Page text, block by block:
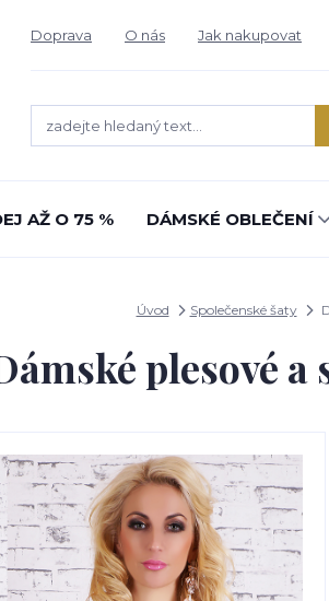
Doprava O nás Jak nakupovat
AŽ O 75 % DÁMSKÉ OBLEČENÍ
Úvod Společenské šaty
plesové a